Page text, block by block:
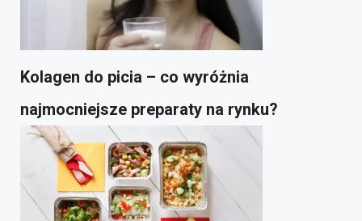
Kolagen do picia – co wyróżnia
najmocniejsze preparaty na rynku?